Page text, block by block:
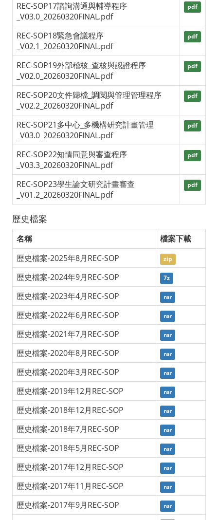
REC-SOP17諮詢溝通與輔導程序
_V03.0_20260320FINAL.pdf
pdf
REC-SOP18緊急會議程序
_V02.1_20260320FINAL.pdf
pdf
REC-SOP19外部稽核_查核與認證程序
_V02.0_20260320FINAL.pdf
pdf
REC-SOP20文件歸檔_調閱與管理管理程序
_V02.2_20260320FINAL.pdf
pdf
REC-SOP21多中心_多機構研究計畫管理
_V03.0_20260320FINAL.pdf
pdf
REC-SOP22知情同意與審查程序
_V03.3_20260320FINAL.pdf
pdf
REC-SOP23學生論文研究計畫審查
_V01.2_20260320FINAL.pdf
pdf
歷史檔案
名稱
檔案下載
歷史檔案-2025年8月REC-SOP
zip
歷史檔案-2024年9月REC-SOP 7z
歷史檔案-2023年4月REC-SOP rar
歷史檔案-2022年6月REC-SOP rar
歷史檔案-2021年7月REC-SOP rar
歷史檔案-2020年8月REC-SOP rar
歷史檔案-2020年3月REC-SOP rar
歷史檔案-2019年12月REC-SOP rar
歷史檔案-2018年12月REC-SOP rar
歷史檔案-2018年7月REC-SOP rar
歷史檔案-2018年5月REC-SOP rar
歷史檔案-2017年12月REC-SOP rar
歷史檔案-2017年11月REC-SOP rar
歷史檔案-2017年9月REC-SOP rar